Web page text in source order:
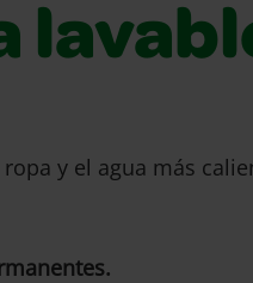
y el agua más